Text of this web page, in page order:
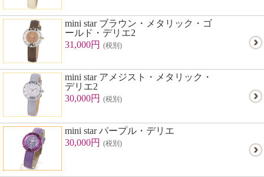
mini star ブラウン・メタリック・ゴ
ールド・デリエ2
31,000円 (税別)
mini star アメジスト・メタリック・
デリエ2
30,000円 (税別)
mini star パープル・デリエ
30,000円 (税別)